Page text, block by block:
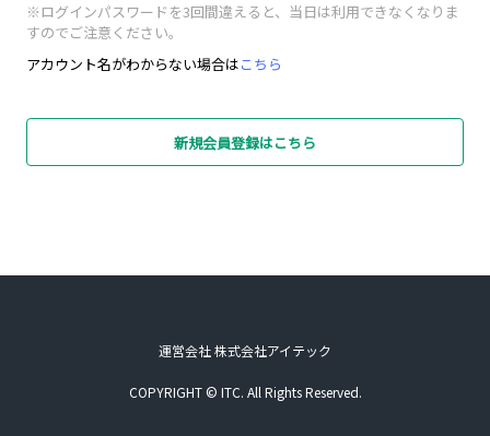
※ログインパスワードを3回間違えると、当日は利用できなくなりま
すのでご注意ください。
アカウント名がわからない場合はこちら
新規会員登録はこちら
運営会社 株式会社アイテック
COPYRIGHT © ITC. All Rights Reserved.